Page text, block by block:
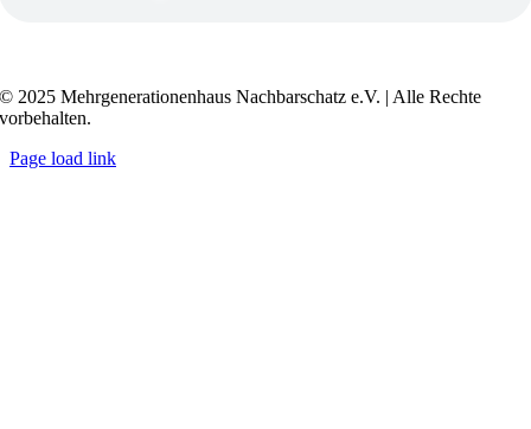
© 2025 Mehrgenerationenhaus Nachbarschatz e.V. | Alle Rechte
vorbehalten.
Page load link